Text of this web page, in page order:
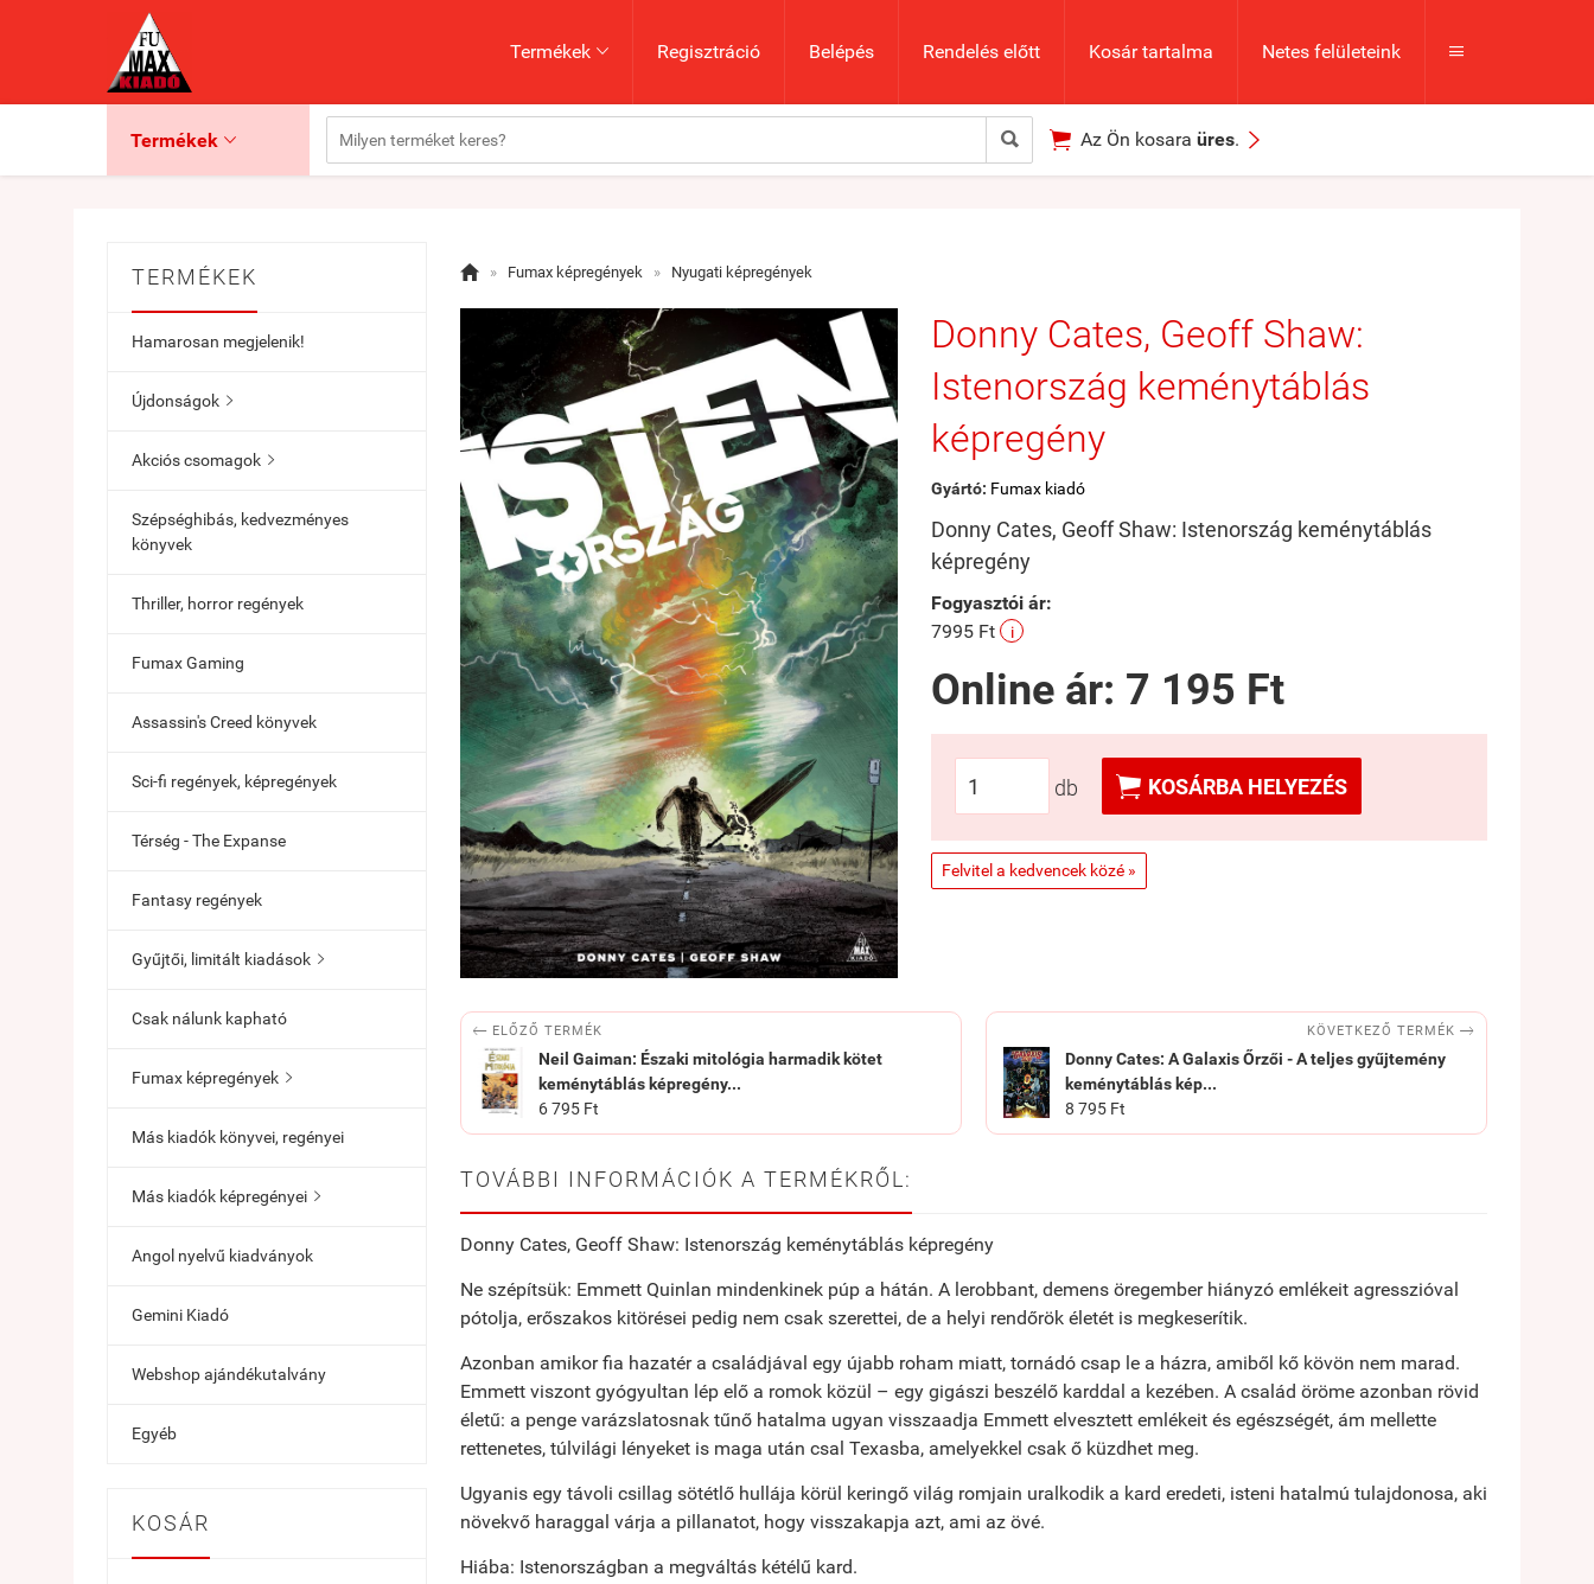
Termékek  Regisztráció Belépés Rendelés előtt Kosár tartalma Netes felületeink 
Termékek    Az Ön kosara üres. 
TERMÉKEK
Hamarosan megjelenik!
Újdonságok 
Akciós csomagok 
Szépséghibás, kedvezményes
könyvek
Thriller, horror regények
Fumax Gaming
Assassin's Creed könyvek
Sci-fi regények, képregények
Térség - The Expanse
Fantasy regények
Gyűjtői, limitált kiadások 
Csak nálunk kapható
Fumax képregények 
Más kiadók könyvei, regényei
Más kiadók képregényei 
Angol nyelvű kiadványok
Gemini Kiadó
Webshop ajándékutalvány
Egyéb
KOSÁR
 » Fumax képregények » Nyugati képregények
Donny Cates, Geoff Shaw:
Istenország keménytáblás
képregény
Gyártó: Fumax kiadó
Donny Cates, Geoff Shaw: Istenország keménytáblás
képregény
Fogyasztói ár:
7995 Ft
i
Online ár: 7 195 Ft
db  KOSÁRBA HELYEZÉS
Felvitel a kedvencek közé »
 ELŐZŐ TERMÉK
Neil Gaiman: Északi mitológia harmadik kötet
keménytáblás képregény...
6 795 Ft
KÖVETKEZŐ TERMÉK 
Donny Cates: A Galaxis Őrzői - A teljes gyűjtemény
keménytáblás kép...
8 795 Ft
TOVÁBBI INFORMÁCIÓK A TERMÉKRŐL:
Donny Cates, Geoff Shaw: Istenország keménytáblás képregény
Ne szépítsük: Emmett Quinlan mindenkinek púp a hátán. A lerobbant, demens öregember hiányzó emlékeit agresszióval
pótolja, erőszakos kitörései pedig nem csak szerettei, de a helyi rendőrök életét is megkeserítik.
Azonban amikor fia hazatér a családjával egy újabb roham miatt, tornádó csap le a házra, amiből kő kövön nem marad.
Emmett viszont gyógyultan lép elő a romok közül – egy gigászi beszélő karddal a kezében. A család öröme azonban rövid
életű: a penge varázslatosnak tűnő hatalma ugyan visszaadja Emmett elvesztett emlékeit és egészségét, ám mellette
rettenetes, túlvilági lényeket is maga után csal Texasba, amelyekkel csak ő küzdhet meg.
Ugyanis egy távoli csillag sötétlő hullája körül keringő világ romjain uralkodik a kard eredeti, isteni hatalmú tulajdonosa, aki
növekvő haraggal várja a pillanatot, hogy visszakapja azt, ami az övé.
Hiába: Istenországban a megváltás kétélű kard.